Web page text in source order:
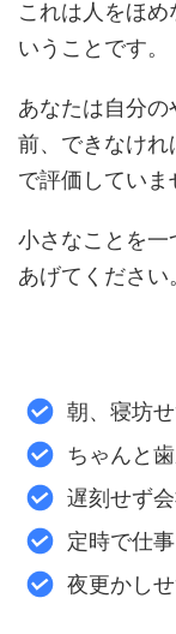
これは人をほ
いうことです。
あなたは自分の
前、できなけ
で評価していま
小さなことを一
あげてください
朝、寝坊
ちゃんと
遅刻せず
定時で仕
夜更かし